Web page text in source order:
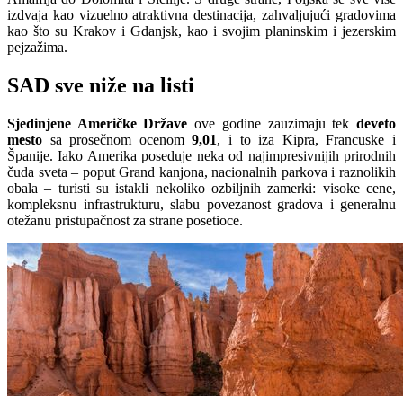
izdvaja kao vizuelno atraktivna destinacija, zahvaljujući gradovima
kao što su Krakov i Gdanjsk, kao i svojim planinskim i jezerskim
pejzažima.
SAD sve niže na listi
Sjedinjene Američke Države ove godine zauzimaju tekdeveto
mesto sa prosečnom ocenom9,01, i to iza Kipra, Francuske i
Španije. Iako Amerika poseduje neka od najimpresivnijih prirodnih
čuda sveta – poput Grand kanjona, nacionalnih parkova i raznolikih
obala – turisti su istakli nekoliko ozbiljnih zamerki: visoke cene,
kompleksnu infrastrukturu, slabu povezanost gradova i generalnu
otežanu pristupačnost za strane posetioce.